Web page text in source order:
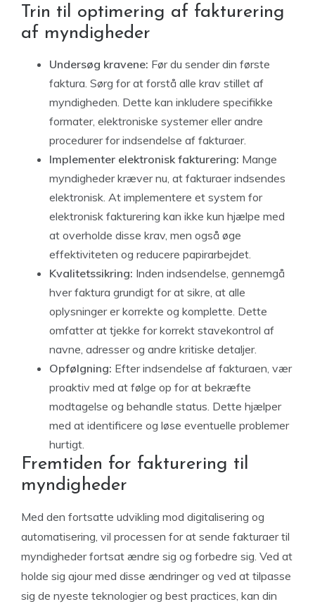
Trin til optimering af fakturering
af myndigheder
Undersøg kravene: Før du sender din første
faktura. Sørg for at forstå alle krav stillet af
myndigheden. Dette kan inkludere specifikke
formater, elektroniske systemer eller andre
procedurer for indsendelse af fakturaer.
Implementer elektronisk fakturering: Mange
myndigheder kræver nu, at fakturaer indsendes
elektronisk. At implementere et system for
elektronisk fakturering kan ikke kun hjælpe med
at overholde disse krav, men også øge
effektiviteten og reducere papirarbejdet.
Kvalitetssikring: Inden indsendelse, gennemgå
hver faktura grundigt for at sikre, at alle
oplysninger er korrekte og komplette. Dette
omfatter at tjekke for korrekt stavekontrol af
navne, adresser og andre kritiske detaljer.
Opfølgning: Efter indsendelse af fakturaen, vær
proaktiv med at følge op for at bekræfte
modtagelse og behandle status. Dette hjælper
med at identificere og løse eventuelle problemer
hurtigt.
Fremtiden for fakturering til
myndigheder
Med den fortsatte udvikling mod digitalisering og
automatisering, vil processen for at sende fakturaer til
myndigheder fortsat ændre sig og forbedre sig. Ved at
holde sig ajour med disse ændringer og ved at tilpasse
sig de nyeste teknologier og best practices, kan din